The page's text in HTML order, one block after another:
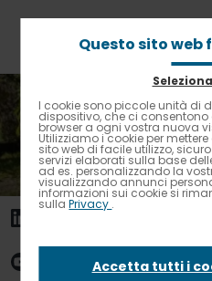
Contrasto elevato
Briciole
pane
Home
News
10 buoni motivi per giocare
10 buoni
giocare
Questo sito web
I cookie sono piccole unità di
dispositivo, che ci
browser a ogni vostra nuova
Utilizziamo i cookie per
sito web di facile utilizzo,
servizi elaborati sulla base
ad es. personalizzando la
visualizzando annunci
informazioni sui cookie si
sullaPrivacy .
Accetta tutti i